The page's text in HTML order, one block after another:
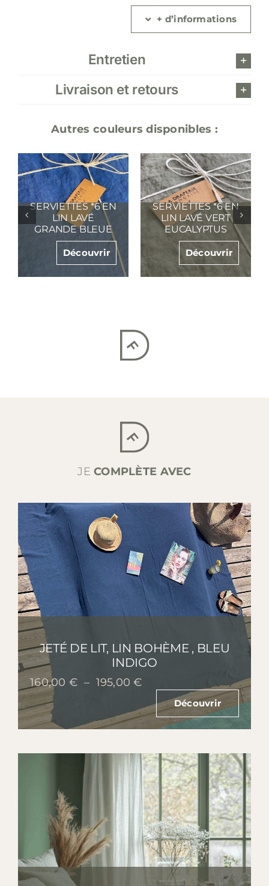
en
lavé
+ d’informations
Entretien
Livraison et retours
Autres couleurs disponibles :
SERVIETTES *6 EN
LIN LAVÉ VERT
TILLEUL
Découvrir
SERVIETTES *6 EN
LIN LAVÉ BLEU
DENIM
Découvrir
JECOMPLÈTE AVEC
JETÉ DE LIT, LIN BOHÈME , BLEU
INDIGO
160,00 € – 195,00€Plage
prix :
160,00 €
195,00 €
Découvrir